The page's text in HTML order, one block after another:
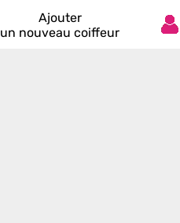
Ajouter
un nouveau coiffeur